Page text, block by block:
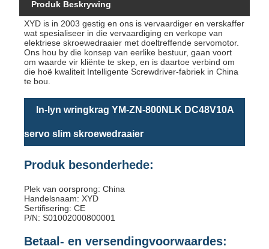
Produk Beskrywing
XYD is in 2003 gestig en ons is vervaardiger en verskaffer
wat spesialiseer in die vervaardiging en verkope van
elektriese skroewedraaier met doeltreffende servomotor.
Ons hou by die konsep van eerlike bestuur, gaan voort
om waarde vir kliënte te skep, en is daartoe verbind om
die hoë kwaliteit Intelligente Screwdriver-fabriek in China
te bou.
In-lyn wringkrag YM-ZN-800NLK DC48V10A
servo slim skroewedraaier
Produk besonderhede:
Plek van oorsprong: China
Handelsnaam: XYD
Sertifisering: CE
P/N: S01002000800001
Betaal- en versendingvoorwaardes: